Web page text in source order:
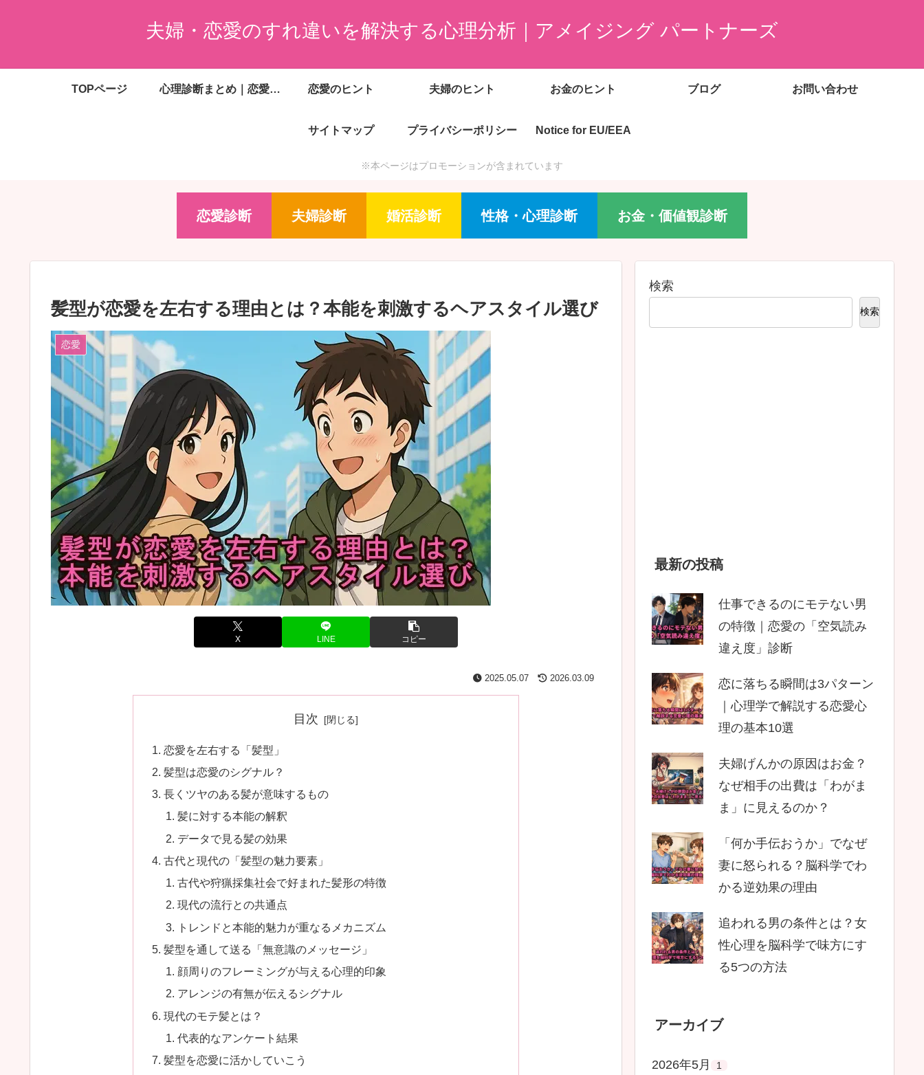
夫婦・恋愛のすれ違いを解決する心理分析｜アメイジング パートナーズ
TOPページ 心理診断まとめ｜恋愛・夫婦・婚活・金銭感覚がわかる無料診断一覧 恋愛のヒント 夫婦のヒント お金のヒント ブログ お問い合わせ
サイトマップ プライバシーポリシー Notice for EU/EEA
※本ページはプロモーションが含まれています
恋愛診断 夫婦診断 婚活診断 性格・心理診断 お金・価値観診断
髪型が恋愛を左右する理由とは？本能を刺激するヘアスタイル選び
恋愛
X LINE コピー
2025.05.07 2026.03.09
目次
恋愛を左右する「髪型」
髪型は恋愛のシグナル？
長くツヤのある髪が意味するもの
髪に対する本能の解釈
データで見る髪の効果
古代と現代の「髪型の魅力要素」
古代や狩猟採集社会で好まれた髪形の特徴
現代の流行との共通点
トレンドと本能的魅力が重なるメカニズム
髪型を通して送る「無意識のメッセージ」
顔周りのフレーミングが与える心理的印象
アレンジの有無が伝えるシグナル
現代のモテ髪とは？
代表的なアンケート結果
髪型を恋愛に活かしていこう
検索
検索
最新の投稿
仕事できるのにモテない男
の特徴｜恋愛の「空気読み
違え度」診断
恋に落ちる瞬間は3パターン
｜心理学で解説する恋愛心
理の基本10選
夫婦げんかの原因はお金？
なぜ相手の出費は「わがま
ま」に見えるのか？
「何か手伝おうか」でなぜ
妻に怒られる？脳科学でわ
かる逆効果の理由
追われる男の条件とは？女
性心理を脳科学で味方にす
る5つの方法
アーカイブ
2026年5月 1